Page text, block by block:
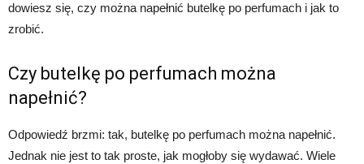
dowiesz się, czy można napełnić butelkę po perfumach i jak to
zrobić.
Czy butelkę po perfumach można
napełnić?
Odpowiedź brzmi: tak, butelkę po perfumach można napełnić.
Jednak nie jest to tak proste, jak mogłoby się wydawać. Wiele